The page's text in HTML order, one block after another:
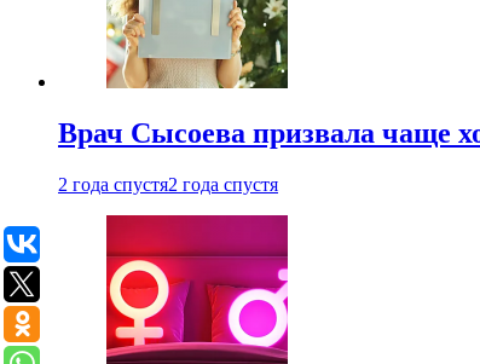
Врач Сысоева призвала чаще
2 года спустя2 года спустя